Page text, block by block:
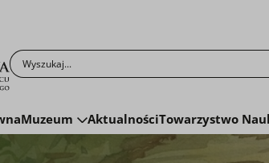
Po kliknięciu przycisku fraza zostanie
Muzeum AktualnościTowarzystwo